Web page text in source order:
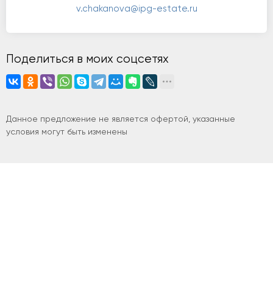
v.chakanova@ipg-estate.ru
Поделиться в моих соцсетях
Данное предложение не является офертой, указанные
условия могут быть изменены